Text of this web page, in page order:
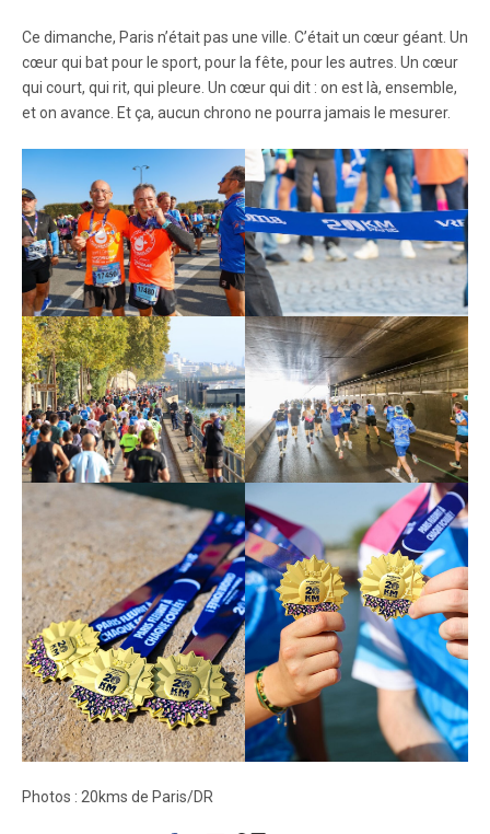
Ce dimanche, Paris n’était pas une ville. C’était un cœur géant. Un
cœur qui bat pour le sport, pour la fête, pour les autres. Un cœur
qui court, qui rit, qui pleure. Un cœur qui dit : on est là, ensemble,
et on avance. Et ça, aucun chrono ne pourra jamais le mesurer.
Photos : 20kms de Paris/DR